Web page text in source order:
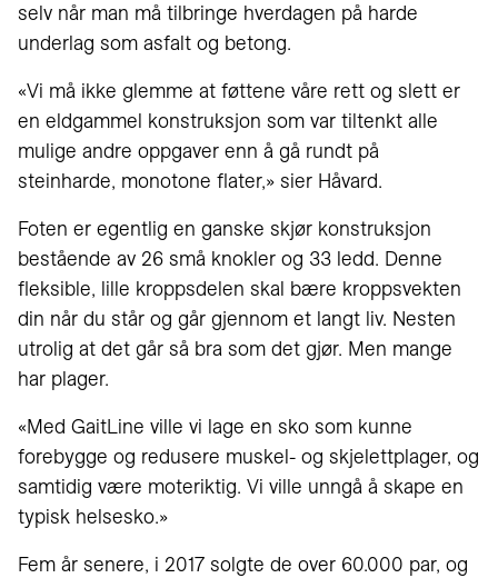
selv når man må tilbringe hverdagen på harde
underlag som asfalt og betong.
«Vi må ikke glemme at føttene våre rett og slett er
en eldgammel konstruksjon som var tiltenkt alle
mulige andre oppgaver enn å gå rundt på
steinharde, monotone flater,» sier Håvard.
Foten er egentlig en ganske skjør konstruksjon
bestående av 26 små knokler og 33 ledd. Denne
fleksible, lille kroppsdelen skal bære kroppsvekten
din når du står og går gjennom et langt liv. Nesten
utrolig at det går så bra som det gjør. Men mange
har plager.
«Med GaitLine ville vi lage en sko som kunne
forebygge og redusere muskel- og skjelettplager, og
samtidig være moteriktig. Vi ville unngå å skape en
typisk helsesko.»
Fem år senere, i 2017 solgte de over 60.000 par, og